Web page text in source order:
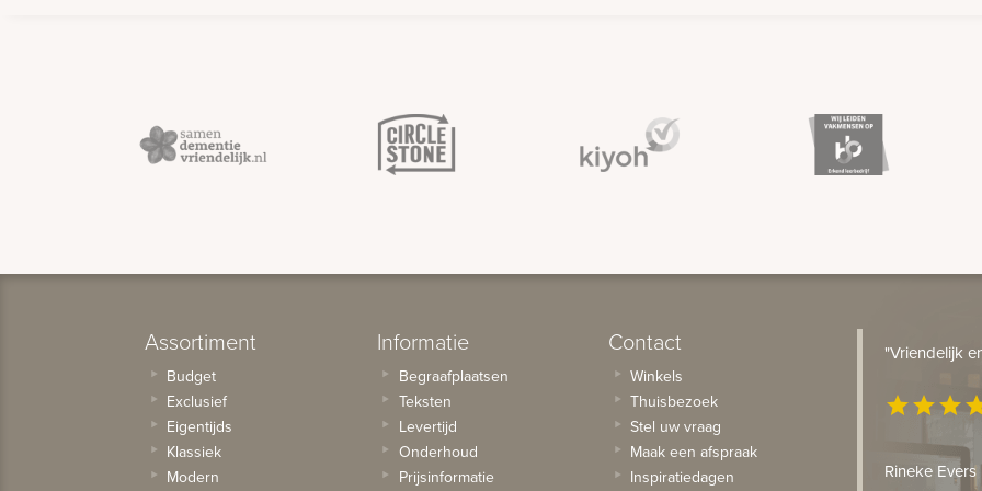
Assortiment
Budget
Exclusief
Eigentijds
Klassiek
Modern
Informatie
Begraafplaatsen
Teksten
Levertijd
Onderhoud
Prijsinformatie
Contact
Winkels
Thuisbezoek
Stel uw vraag
Maak een afspraak
Inspiratiedagen
"Vriendelijk
starstarstar
Rineke